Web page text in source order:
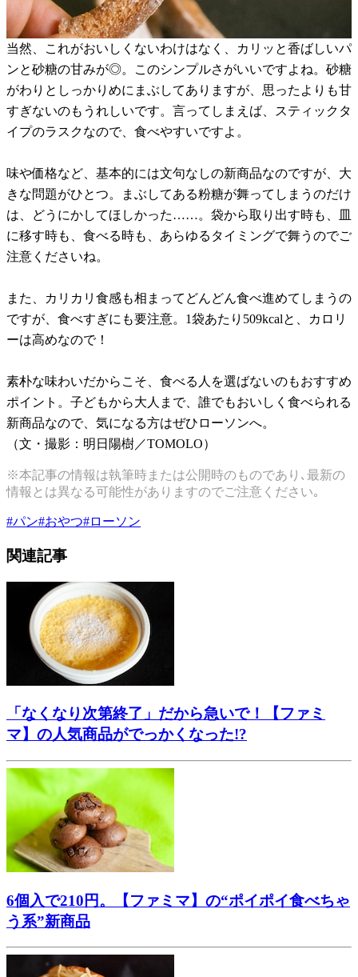
当然、これがおいしくないわけはなく、カリッと香ばしいパ
ンと砂糖の甘みが◎。このシンプルさがいいですよね。砂糖
がわりとしっかりめにまぶしてありますが、思ったよりも甘
すぎないのもうれしいです。言ってしまえば、スティックタ
イプのラスクなので、食べやすいですよ。
味や価格など、基本的には文句なしの新商品なのですが、大
きな問題がひとつ。まぶしてある粉糖が舞ってしまうのだけ
は、どうにかしてほしかった……。袋から取り出す時も、皿
に移す時も、食べる時も、あらゆるタイミングで舞うのでご
注意くださいね。
また、カリカリ食感も相まってどんどん食べ進めてしまうの
ですが、食べすぎにも要注意。1袋あたり509kcalと、カロリ
ーは高めなので！
素朴な味わいだからこそ、食べる人を選ばないのもおすすめ
ポイント。子どもから大人まで、誰でもおいしく食べられる
新商品なので、気になる方はぜひローソンへ。
（文・撮影：明日陽樹／TOMOLO）
※本記事の情報は執筆時または公開時のものであり､最新の
情報とは異なる可能性がありますのでご注意ください｡
#パン#おやつ#ローソン
関連記事
「なくなり次第終了」だから急いで！【ファミ
マ】の人気商品がでっかくなった!?
6個入で210円。【ファミマ】の“ポイポイ食べちゃ
う系”新商品